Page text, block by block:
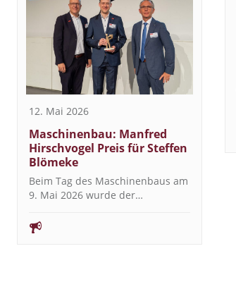
12. Mai 2026
Maschinenbau: Manfred
Hirschvogel Preis für Steffen
Blömeke
Beim Tag des Maschinenbaus am
9. Mai 2026 wurde der…